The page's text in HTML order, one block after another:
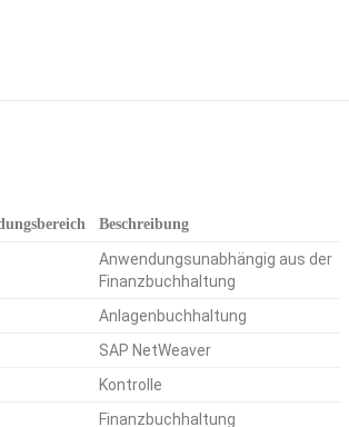
Beschreibung
Anwendungsunabhängig aus der
Finanzbuchhaltung
Anlagenbuchhaltung
SAP NetWeaver
Kontrolle
Finanzbuchhaltung